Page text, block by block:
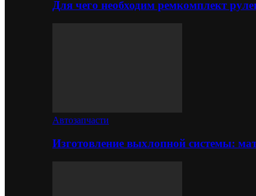
Для чего необходим ремкомплект
Автозапчасти
Изготовление выхлопной системы: